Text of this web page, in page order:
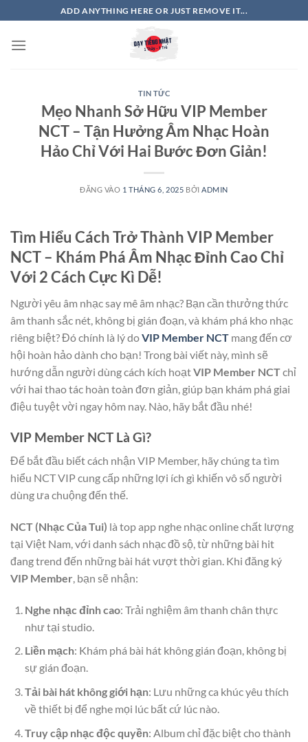
qua
nội
ADD ANYTHING HERE OR JUST REMOVE IT...
TIN TỨC
Mẹo Nhanh Sở Hữu VIP Member
NCT – Tận Hưởng Âm Nhạc Hoàn
Hảo Chỉ Với Hai Bước Đơn Giản!
ĐĂNG VÀO 1 THÁNG 6, 2025 BỞI ADMIN
Tìm Hiểu Cách Trở Thành VIP Member
NCT – Khám Phá Âm Nhạc Đỉnh Cao Chỉ
Với 2 Cách Cực Kì Dễ!
Người yêu âm nhạc say mê âm nhạc? Bạn cần thưởng thức
âm thanh sắc nét, không bị gián đoạn, và khám phá kho nhạc
riêng biệt? Đó chính là lý doVIP Member NCT mang đến cơ
hội hoàn hảo dành cho bạn! Trong bài viết này, mình sẽ
hướng dẫn người dùng cách kích hoạtVIP Member NCTchỉ
với hai thao tác hoàn toàn đơn giản, giúp bạn khám phá giai
điệu tuyệt vời ngay hôm nay. Nào, hãy bắt đầu nhé!
VIP Member NCT Là Gì?
Để bắt đầu biết cách nhận VIP Member, hãy chúng ta tìm
hiểu NCT VIP cung cấp những lợi ích gì khiến vô số người
dùng ưa chuộng đến thế.
NCT (Nhạc Của Tui) là top app nghe nhạc online chất lượng
tại Việt Nam, với danh sách nhạc đồ sộ, từ những bài hit
đang trend đến những bài hát vượt thời gian. Khi đăng ký
VIP Member, bạn sẽ nhận:
Nghe nhạc đỉnh cao: Trải nghiệm âm thanh chân thực
như tại studio.
Liền mạch: Khám phá bài hát không gián đoạn, không bị
sự gián đoạn.
Tải bài hát không giới hạn: Lưu những ca khúc yêu thích
về thiết bị để nghe mọi lúc bất cứ lúc nào.
Truy cập nhạc độc quyền: Album chỉ đặc biệt cho thành